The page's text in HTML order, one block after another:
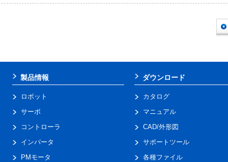
製品情報
ロボット
サーボ
コントローラ
インバータ
PMモータ
ダウンロード
カタログ
マニュアル
CAD/外形図
サポートツール
各種ファイル